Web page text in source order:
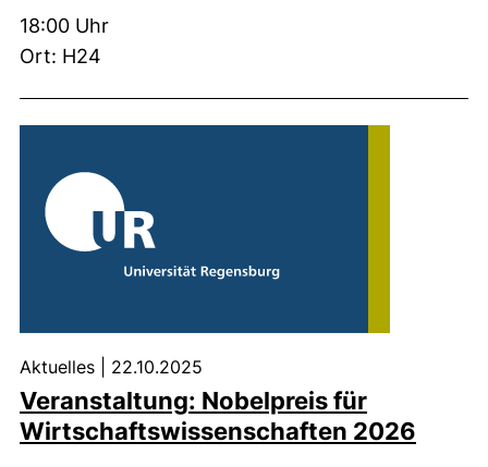
Zeit:
18:00 Uhr
Ort: H24
Veranstaltung: Nobelpreis für
Wirtschaftswissenschaften 2026
Aktuelles 22.10.2025